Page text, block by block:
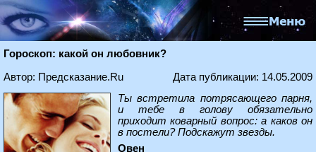
Гороскоп: какой он любовник?
Автор: Предсказание.Ru
Дата публикации: 14.05.2009
Ты встретила потрясающего парня,
и тебе в голову обязательно
приходит коварный вопрос: а каков он
в постели? Подскажут звезды.
Овен